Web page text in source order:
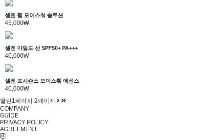
셀젠 펄 모이스춰 솔루션
45,000₩
셀젠 마일드 선 SPF50+ PA+++
40,000₩
셀젠 포시즌스 모이스춰 에센스
40,000₩
열린1페이지 2페이지
COMPANY
GUIDE
PRIVACY POLICY
AGREEMENT